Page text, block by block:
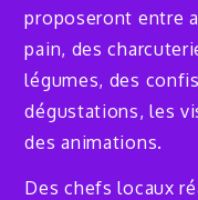
proposeront entre
pain, des
légumes, des
dégustations, les
des animations.
Des chefs locaux